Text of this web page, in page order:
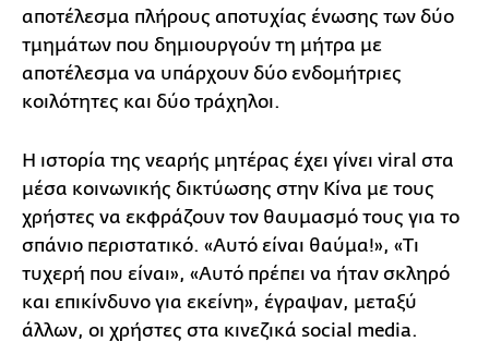
αποτέλεσμα πλήρους αποτυχίας ένωσης των δύο
τμημάτων που δημιουργούν τη μήτρα με
αποτέλεσμα να υπάρχουν δύο ενδομήτριες
κοιλότητες και δύο τράχηλοι.
Η ιστορία της νεαρής μητέρας έχει γίνει viral στα
μέσα κοινωνικής δικτύωσης στην Κίνα με τους
χρήστες να εκφράζουν τον θαυμασμό τους για το
σπάνιο περιστατικό. «Αυτό είναι θαύμα!», «Τι
τυχερή που είναι», «Αυτό πρέπει να ήταν σκληρό
και επικίνδυνο για εκείνη», έγραψαν, μεταξύ
άλλων, οι χρήστες στα κινεζικά social media.